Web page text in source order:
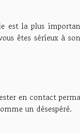
est la plus
êtes sérieux à
en contact
un désespéré.